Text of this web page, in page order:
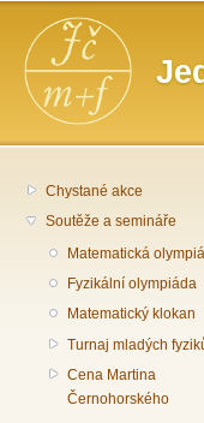
Hlavní menu
Chystané akce
Soutěže a semináře
Matematická
Fyzikální olympiáda
Matematický klokan
Turnaj mladých
Cena Martina
Černohorského